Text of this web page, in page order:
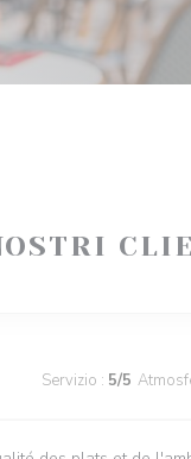
Servizio : 5/5